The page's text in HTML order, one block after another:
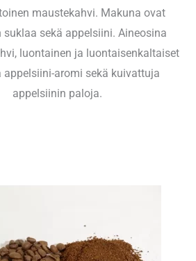
maustekahvi. Makuna ovat
suklaa sekä appelsiini. Aineosina
luontainen ja luontaisenkaltaiset
appelsiini-aromi sekä kuivattuja
appelsiinin paloja.